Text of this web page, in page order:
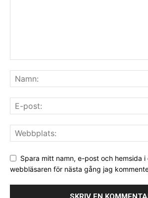
Spara mitt namn, e-post och hemsida i
webbläsaren för nästa gång jag